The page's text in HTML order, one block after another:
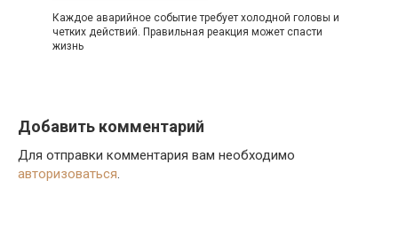
Каждое аварийное событие требует холодной головы и
четких действий. Правильная реакция может спасти
жизнь
Добавить комментарий
Для отправки комментария вам необходимо
авторизоваться